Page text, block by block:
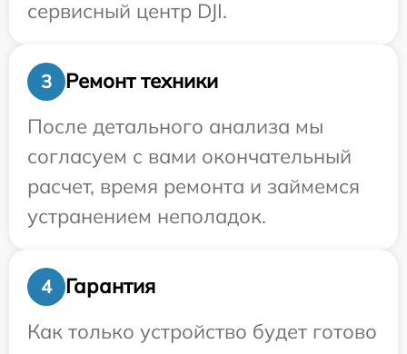
сервисный центр DJI.
3
Ремонт техники
После детального анализа мы
согласуем с вами окончательный
расчет, время ремонта и займемся
устранением неполадок.
4
Гарантия
Как только устройство будет готово